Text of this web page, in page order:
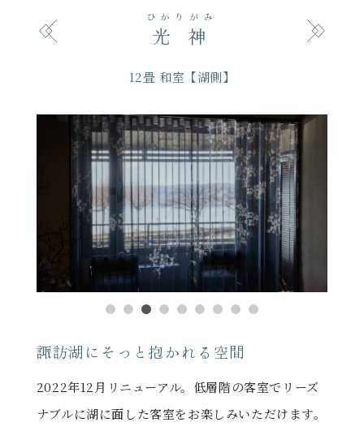
光神
ひかりがみ
12畳 和室【湖側】
諏訪湖にそっと抱かれる空間
2022年12月リニューアル。低層階の客室でリーズ
ナブルに湖に面した客室をお楽しみいただけます。